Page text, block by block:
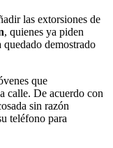
las extorsiones de
, quienes ya piden
demostrado
que
calle. De acuerdo con
sin razón
teléfono para